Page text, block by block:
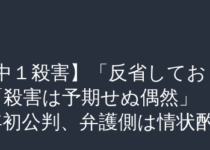
１殺害】「反省して
殺害は予期せぬ偶然
公判、弁護側は情状